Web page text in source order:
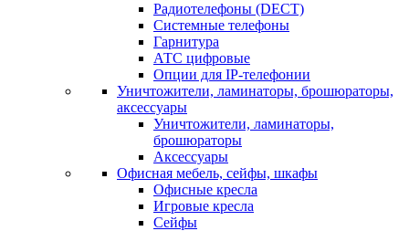
Радиотелефоны (DECT)
Системные телефоны
Гарнитура
АТС цифровые
Опции для IP-телефонии
Уничтожители, ламинаторы, брошюраторы,
аксессуары
Уничтожители, ламинаторы,
брошюраторы
Аксессуары
Офисная мебель, сейфы, шкафы
Офисные кресла
Игровые кресла
Сейфы